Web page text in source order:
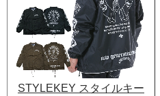
STYLEKEY スタイルキー